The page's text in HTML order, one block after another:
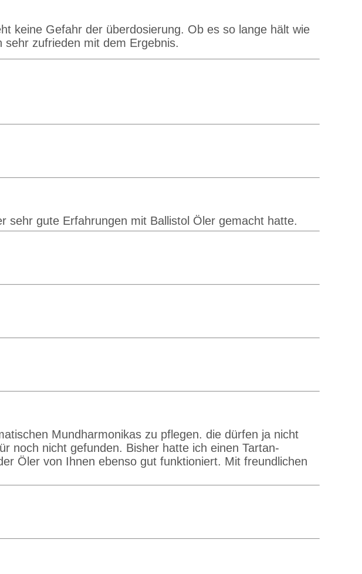
keine Gefahr der überdosierung. Ob es so lange hält wie
zufrieden mit dem Ergebnis.
sehr gute Erfahrungen mit Ballistol Öler gemacht hatte.
Mundharmonikas zu pflegen. die dürfen ja nicht
noch nicht gefunden. Bisher hatte ich einen Tartan-
Öler von Ihnen ebenso gut funktioniert. Mit freundlichen